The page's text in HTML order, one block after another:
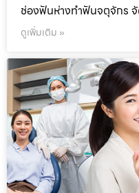
ช่องฟันห่างทำฟันจตุจักร
ดูเพิ่มเติม »